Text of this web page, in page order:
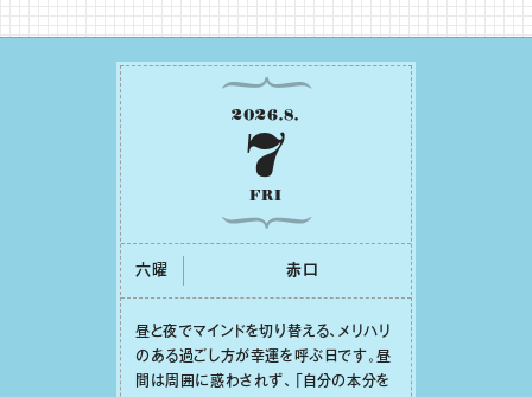
2026.8.
7
FRI
六曜 ⾚⼝
昼と夜でマインドを切り替える、メリハリ
のある過ごし⽅が幸運を呼ぶ⽇です。昼
間は周囲に惑わされず、「⾃分の本分を